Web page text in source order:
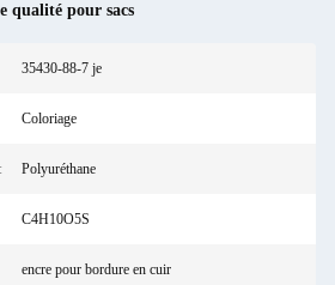
qualité pour sacs
35430-88-7 je
Coloriage
Polyuréthane
C4H10O5S
encre pour bordure en cuir